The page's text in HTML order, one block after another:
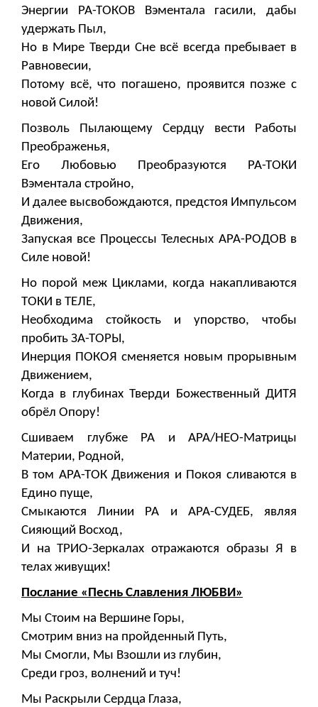
Энергии РА-ТОКОВ Вэментала гасили, дабы
удержать Пыл,
Но в Мире Тверди Сне всё всегда пребывает в
Равновесии,
Потому всё, что погашено, проявится позже с
новой Силой!
Позволь Пылающему Сердцу вести Работы
Преображенья,
Его Любовью Преобразуются РА-ТОКИ
Вэментала стройно,
И далее высвобождаются, предстоя Импульсом
Движения,
Запуская все Процессы Телесных АРА-РОДОВ в
Силе новой!
Но порой меж Циклами, когда накапливаются
ТОКИ в ТЕЛЕ,
Необходима стойкость и упорство, чтобы
пробить ЗА-ТОРЫ,
Инерция ПОКОЯ сменяется новым прорывным
Движением,
Когда в глубинах Тверди Божественный ДИТЯ
обрёл Опору!
Сшиваем глубже РА и АРА/НЕО-Матрицы
Материи, Родной,
В том АРА-ТОК Движения и Покоя сливаются в
Едино пуще,
Смыкаются Линии РА и АРА-СУДЕБ, являя
Сияющий Восход,
И на ТРИО-Зеркалах отражаются образы Я в
телах живущих!
Послание «Песнь Славления ЛЮБВИ»
Мы Стоим на Вершине Горы,
Смотрим вниз на пройденный Путь,
Мы Смогли, Мы Взошли из глубин,
Среди гроз, волнений и туч!
Мы Раскрыли Сердца Глаза,